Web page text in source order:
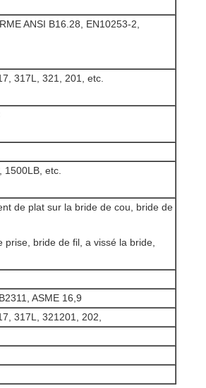
ANSI B16.28, EN10253-2,
317L, 321, 201, etc.
1500LB, etc.
de plat sur la bride de cou, bride de
bride de fil, a vissé la bride,
ASME 16,9
317L, 321201, 202,